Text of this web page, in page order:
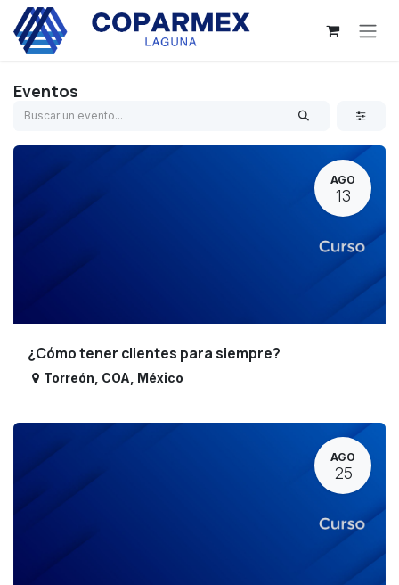
Ir al contenido
Eventos
AGO
13
¿Cómo tener clientes para siempre?
Torreón COA México
AGO
25